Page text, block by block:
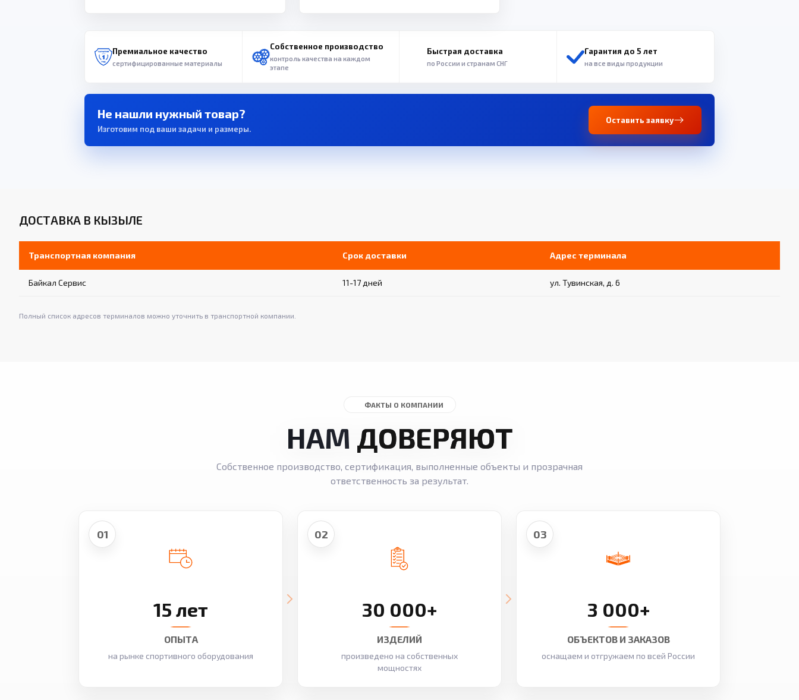
Премиальное качество
сертифицированные материалы
Собственное производство
контроль качества на каждом
этапе
Быстрая доставка
по России и странам СНГ
Гарантия до 5 лет
на все виды продукции
Не нашли нужный товар?
Изготовим под ваши задачи и размеры.
Оставить заявку
ДОСТАВКА В КЫЗЫЛЕ
Транспортная компания Срок доставки Адрес терминала
Байкал Сервис 11-17 дней ул. Тувинская, д. 6
Полный список адресов терминалов можно уточнить в транспортной компании.
ФАКТЫ О КОМПАНИИ
НАМ ДОВЕРЯЮТ
Собственное производство, сертификация, выполненные объекты и прозрачная
ответственность за результат.
01
15 лет
ОПЫТА
на рынке спортивного оборудования
02
30 000+
ИЗДЕЛИЙ
произведено на собственных
мощностях
03
3 000+
ОБЪЕКТОВ И ЗАКАЗОВ
оснащаем и отгружаем по всей России